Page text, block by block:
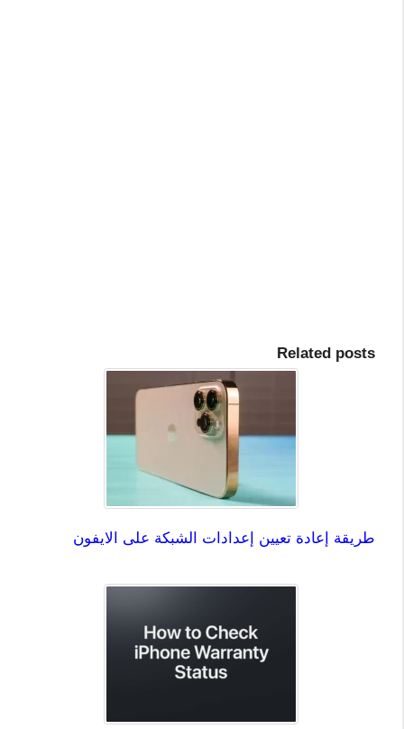
Related posts
طريقة إعادة تعيين إعدادات الشبكة على الايفون